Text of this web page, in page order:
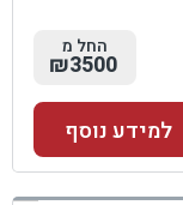
החל מ
₪3500
למידע נוסף